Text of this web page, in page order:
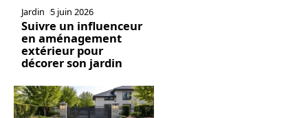
Jardin 5 juin 2026
Suivre un influenceur
en aménagement
extérieur pour
décorer son jardin